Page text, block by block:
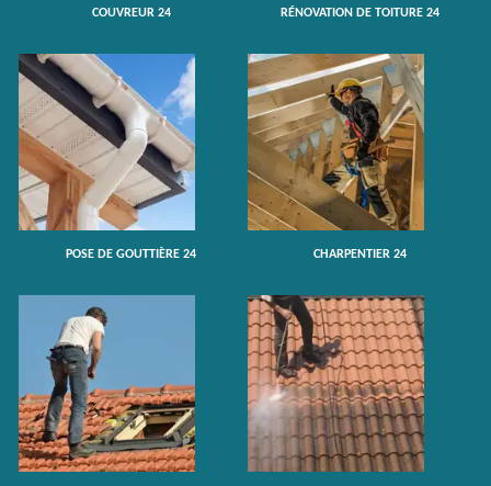
COUVREUR 24 RÉNOVATION DE TOITURE 24
POSE DE GOUTTIÈRE 24 CHARPENTIER 24